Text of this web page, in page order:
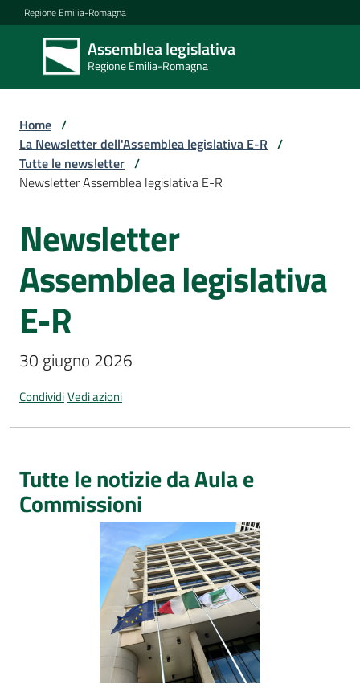
Vai al contenuto
Vai alla navigazione
Vai al footer
Regione Emilia-Romagna
Assemblea legislativa
Regione Emilia-Romagna
Assemblea
legislativa
Regione Emilia-
Assemblea
Attività
Per
media
cittadini
Home /
La Newsletter dell'Assemblea legislativa E-R /
Tutte le newsletter /
Newsletter Assemblea legislativa E-R
Salta al contenuto
Newsletter
Assemblea legislativa
E-R
30 giugno 2026
CondividiVedi azioni
Tutte le notizie da Aula e
Commissioni